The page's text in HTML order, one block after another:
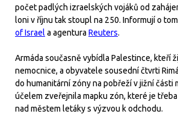
počet padlých izraelských vojáků od
loni v říjnu tak stoupl na 250. Informují o
of Israel a agentura Reuters.
Armáda současně vybídla Palestince, kteří
nemocnice, a obyvatele sousední čtvrti
do humanitární zóny na pobřeží v jižní části
účelem zveřejnila mapku zón, které je
nad městem letáky s výzvou k odchodu.